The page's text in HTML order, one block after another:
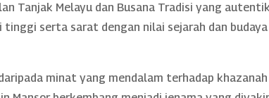
Tanjak Melayu dan Busana Tradisi yang
serta sarat dengan nilai sejarah dan budaya
minat yang mendalam terhadap